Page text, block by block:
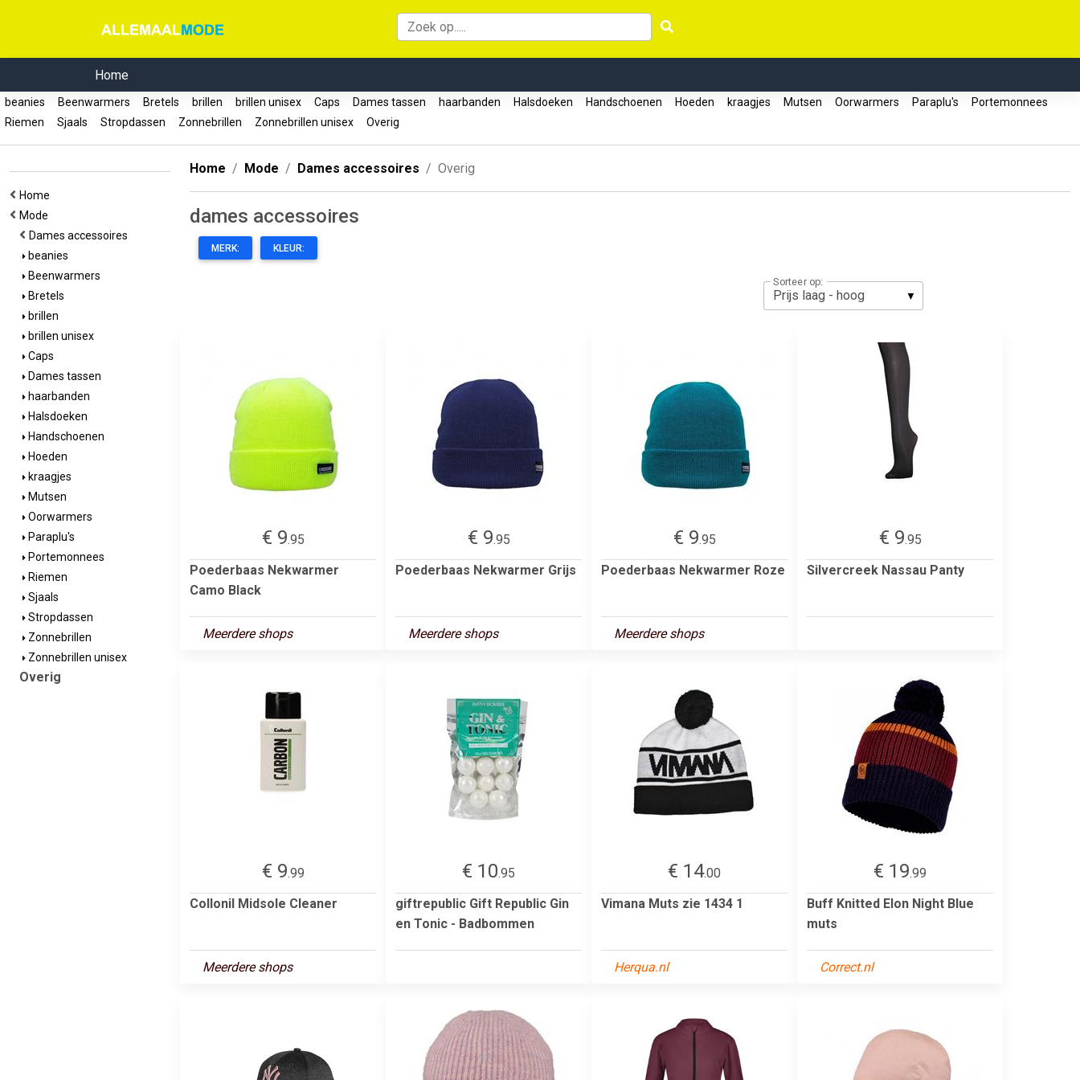
Home
beanies Beenwarmers Bretels brillen brillen unisex Caps Dames tassen haarbanden Halsdoeken Handschoenen Hoeden kraagjes Mutsen Oorwarmers Paraplu's
Portemonnees
Riemen
Sjaals Stropdassen Zonnebrillen Zonnebrillen unisex Overig
Home
Mode
Dames accessoires
beanies
Beenwarmers
Bretels
brillen
brillen unisex
Caps
Dames tassen
haarbanden
Halsdoeken
Handschoenen
Hoeden
kraagjes
Mutsen
Oorwarmers
Paraplu's
Portemonnees
Riemen
Sjaals
Stropdassen
Zonnebrillen
Zonnebrillen unisex
Overig
Home Mode Dames accessoires Overig
dames accessoires
MERK: KLEUR:
Sorteer op:
€ 9.95
Poederbaas Nekwarmer
Camo Black
Meerdere shops
€ 9.95
Poederbaas Nekwarmer Grijs
Meerdere shops
€ 9.95
Poederbaas Nekwarmer Roze
Meerdere shops
€ 9.95
Silvercreek Nassau Panty
€ 9.99
Collonil Midsole Cleaner
Meerdere shops
€ 10.95
giftrepublic Gift Republic Gin
en Tonic - Badbommen
€ 14.00
Vimana Muts zie 1434 1
Herqua.nl
€ 19.99
Buff Knitted Elon Night Blue
muts
Correct.nl